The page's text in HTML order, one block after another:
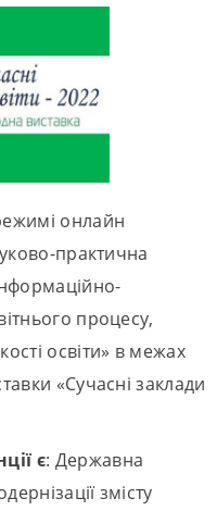
онлайн
практична
процесу,
освіти» в межах
«Сучасні заклади
є: Державна
змісту